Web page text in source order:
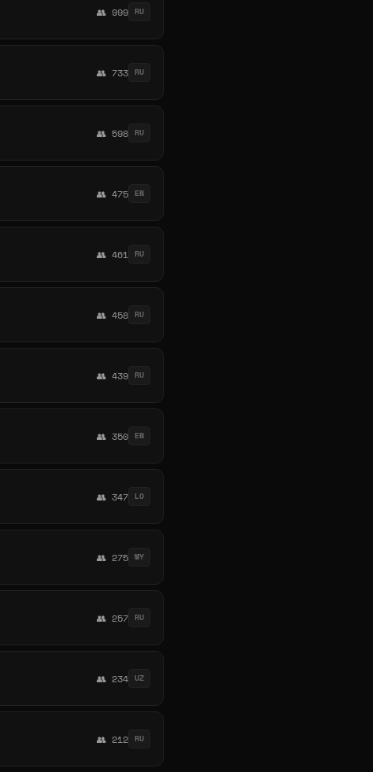
👥 999 RU
👥 733 RU
👥 598 RU
👥 475 EN
👥 461 RU
👥 458 RU
👥 439 RU
👥 350 EN
👥 347 LO
👥 275 MY
👥 257 RU
👥 234 UZ
👥 212 RU